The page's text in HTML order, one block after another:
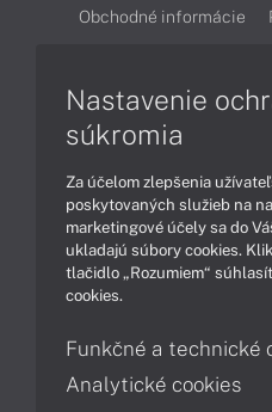
Obchodné informácie
Ako nakupovať
Podpora a servis
Diagnostiky online
Nastavenie
súkromia
Za účelom zlepšenia
poskytovaných služieb na
marketingové účely sa do
ukladajú súbory cookies.
tlačidlo „Rozumiem“
cookies.
Funkčné a technické
Analytické cookies